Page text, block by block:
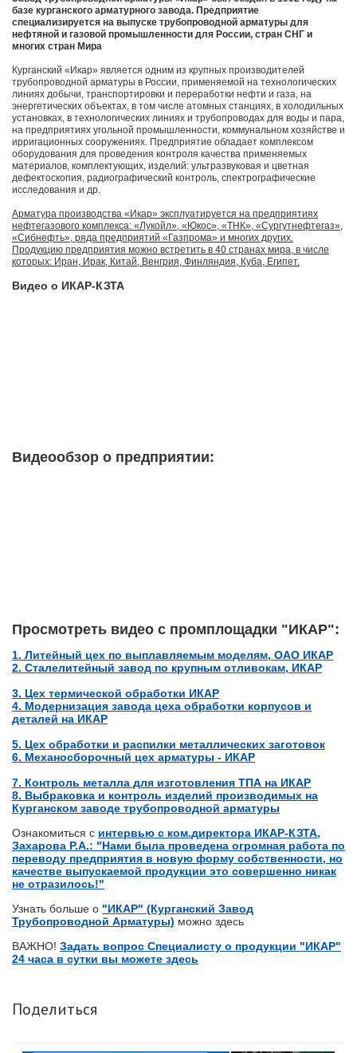
базе курганского арматурного завода. Предприятие
специализируется на выпуске трубопроводной арматуры для
нефтяной и газовой промышленности для России, стран СНГ и
многих стран Мира
Курганский «Икар» является одним из крупных производителей
трубопроводной арматуры в России, применяемой на технологических
линиях добычи, транспортировки и переработки нефти и газа, на
энергетических объектах, в том числе атомных станциях, в холодильных
установках, в технологических линиях и трубопроводах для воды и пара,
на предприятиях угольной промышленности, коммунальном хозяйстве и
ирригационных сооружениях. Предприятие обладает комплексом
оборудования для проведения контроля качества применяемых
материалов, комплектующих, изделий: ультразвуковая и цветная
дефектоскопия, радиографический контроль, спектрографические
исследования и др.
Арматура производства «Икар» эксплуатируется на предприятиях
нефтегазового комплекса: «Лукойл», «Юкос», «ТНК», «Сургутнефтегаз»,
«Сибнефть», ряда предприятий «Газпрома» и многих других.
Продукцию предприятия можно встретить в 40 странах мира, в числе
которых: Иран, Ирак, Китай, Венгрия, Финляндия, Куба, Египет.
Видео о ИКАР-КЗТА
Видеообзор о предприятии:
Просмотреть видео с промплощадки "ИКАР":
1. Литейный цех по выплавляемым моделям, ОАО ИКАР
2. Сталелитейный завод по крупным отливокам, ИКАР
3. Цех термической обработки ИКАР
4. Модернизация завода цеха обработки корпусов и
деталей на ИКАР
5. Цех обработки и распилки металлических заготовок
6. Механосборочный цех арматуры - ИКАР
7. Контроль металла для изготовления ТПА на ИКАР
8. Выбраковка и контроль изделий производимых на
Курганском заводе трубопроводной арматуры
Ознакомиться с интервью с ком.директора ИКАР-КЗТА,
Захарова Р.А.: "Нами была проведена огромная работа по
переводу предприятия в новую форму собственности, но
качестве выпускаемой продукции это совершенно никак
не отразилось!"
Узнать больше о "ИКАР" (Курганский Завод
Трубопроводной Арматуры) можно здесь
ВАЖНО! Задать вопрос Специалисту о продукции "ИКАР"
24 часа в сутки вы можете здесь
Поделиться